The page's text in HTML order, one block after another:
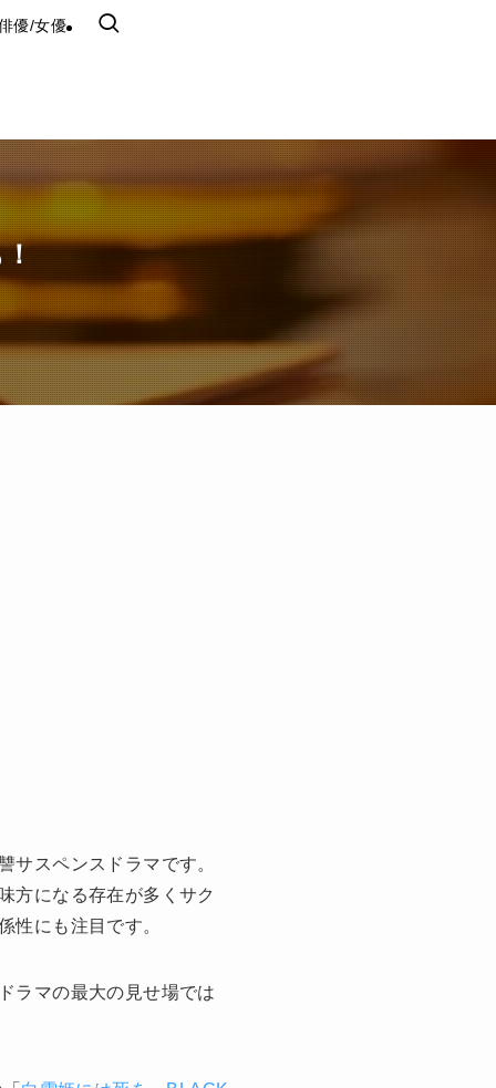
優/女優
サスペンスドラマです。
方になる存在が多くサク
性にも注目です。
ラマの最大の見せ場では